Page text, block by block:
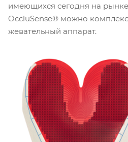
имеющихся сегодня на
OccluSense® можно
жевательный аппарат.